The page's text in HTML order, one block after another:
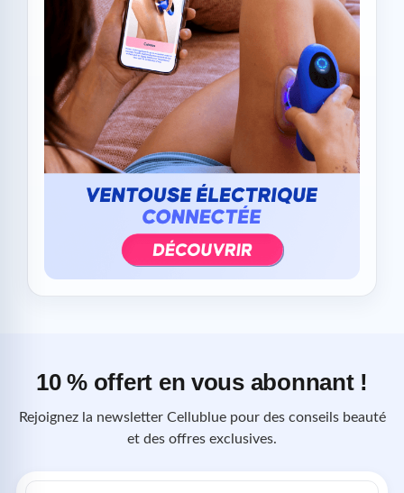
10 % offert en vous abonnant !
Rejoignez la newsletter Cellublue pour des conseils beauté
et des offres exclusives.
Adresse